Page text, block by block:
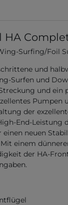
HA
Surfing/Foil
und
Surfen und
und ein
der
End-Leistung
neuen
einem
der HA-